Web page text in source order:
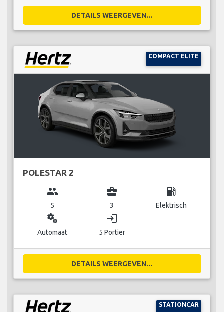
DETAILS WEERGEVEN...
COMPACT ELITE
POLESTAR 2
group
5
business_center
3
local_gas_station
Elektrisch
miscellaneous_services
Automaat
login
5 Portier
DETAILS WEERGEVEN...
STATIONCAR